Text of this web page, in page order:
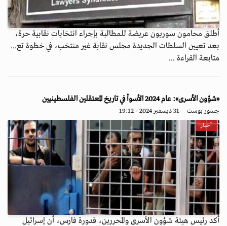
أطلق محامون سوريون عريضة للمطالبة بإجراء انتخابات نقابية حرة،
بعد تعيين السلطات الجديدة مجلس نقابة غير منتخب، في خطوة تع...
متابعة القراءة ...
«شؤون الأسرى»: عام 2024 الأسوأ في تاريخ المعتقلين الفلسطينيين
جسور بوست 31 ديسمبر 2024 - 19:12
أخبار
أكد رئيس هيئة شؤون الأسرى والمحررين، قدورة فارس، أن إسرائيل